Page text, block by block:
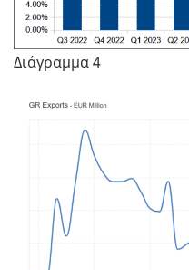
Διάγραμμα 4